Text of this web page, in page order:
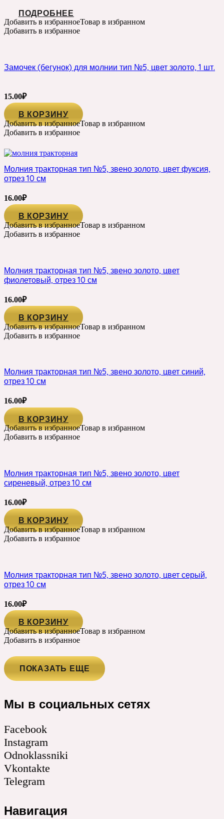
ПОДРОБНЕЕ
Добавить в избранноеТовар в избранном
Добавить в избранное
Замочек (бегунок) для молнии тип №5, цвет золото, 1 шт.
15.00₽
В КОРЗИНУ
Добавить в избранноеТовар в избранном
Добавить в избранное
Молния тракторная тип №5, звено золото, цвет фуксия,
отрез 10 см
16.00₽
В КОРЗИНУ
Добавить в избранноеТовар в избранном
Добавить в избранное
Молния тракторная тип №5, звено золото, цвет
фиолетовый, отрез 10 см
16.00₽
В КОРЗИНУ
Добавить в избранноеТовар в избранном
Добавить в избранное
Молния тракторная тип №5, звено золото, цвет синий,
отрез 10 см
16.00₽
В КОРЗИНУ
Добавить в избранноеТовар в избранном
Добавить в избранное
Молния тракторная тип №5, звено золото, цвет
сиреневый, отрез 10 см
16.00₽
В КОРЗИНУ
Добавить в избранноеТовар в избранном
Добавить в избранное
Молния тракторная тип №5, звено золото, цвет серый,
отрез 10 см
16.00₽
В КОРЗИНУ
Добавить в избранноеТовар в избранном
Добавить в избранное
ПОКАЗАТЬ ЕЩЕ
Мы в социальных сетях
Facebook
Instagram
Odnoklassniki
Vkontakte
Telegram
Навигация